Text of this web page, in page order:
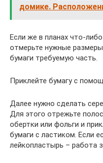
домике.
Если же в планах что-
отмерьте нужные
бумаги требуемую часть.
Приклейте бумагу с
Далее нужно сделать
Для этого отрежьте
обертки или фольги и
бумаги с ластиком. Если
лейкопластырь – работа